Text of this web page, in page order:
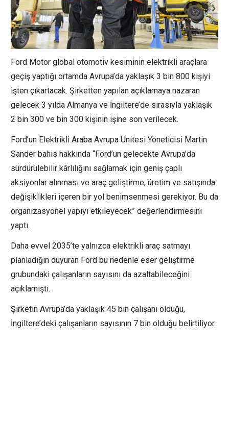
Ford Motor global otomotiv kesiminin elektrikli araçlara
geçiş yaptığı ortamda Avrupa’da yaklaşık 3 bin 800 kişiyi
işten çıkartacak. Şirketten yapılan açıklamaya nazaran
gelecek 3 yılda Almanya ve İngiltere’de sırasıyla yaklaşık
2 bin 300 ve bin 300 kişinin işine son verilecek.
Ford’un Elektrikli Araba Avrupa Ünitesi Yöneticisi Martin
Sander bahis hakkında “Ford’un gelecekte Avrupa’da
sürdürülebilir kârlılığını sağlamak için geniş çaplı
aksiyonlar alınması ve araç geliştirme, üretim ve satışında
değişiklikleri içeren bir yol benimsenmesi gerekiyor. Bu da
organizasyonel yapıyı etkileyecek” değerlendirmesini
yaptı.
Daha evvel 2035’te yalnızca elektrikli araç satmayı
planladığın duyuran Ford bu nedenle eser geliştirme
grubundaki çalışanların sayısını da azaltabileceğini
açıklamıştı.
Şirketin Avrupa’da yaklaşık 45 bin çalışanı olduğu,
İngiltere’deki çalışanların sayısının 7 bin olduğu belirtiliyor.